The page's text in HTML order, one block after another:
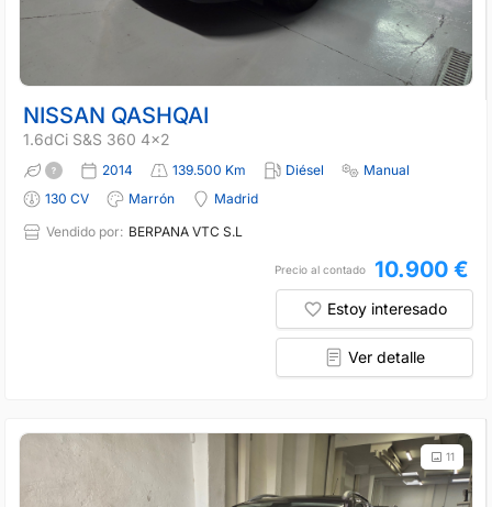
NISSAN QASHQAI
1.6dCi S&S 360 4x2
2014 139.500 Km Diésel
Manual
130 CV
Marrón
Madrid
Vendido por: BERPANA VTC S.L
Precio al contado 10.900 €
Estoy interesado
Ver detalle
11